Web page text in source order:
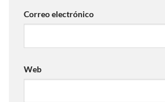
Correo electrónico
Web